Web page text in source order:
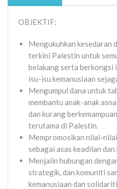
OBJEKTIF:
Mengukuhkan kesedaran
terkini Palestin untuk
belakang serta
isu-isu kemanusiaan
Mengumpul dana untuk
membantu anak-anak
dan kurang
terutama di Palestin.
Mempromosikan nilai-
sebagai asas keadilan dan
Menjalin hubungan
strategik, dan komuniti
kemanusiaan dan